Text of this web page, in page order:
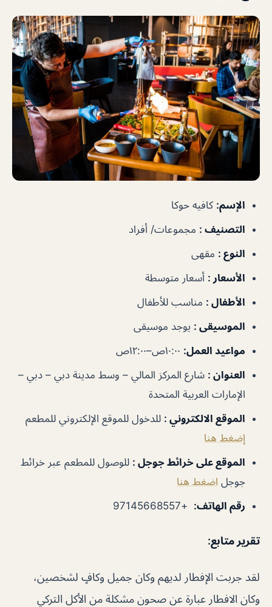
الإسم: كافيه حوكا
التصنيف : مجموعات/ أفراد
النوع : مقهى
الأسعار : أسعار متوسطة
الأطفال : مناسب للأطفال
الموسيقى : يوجد موسيقى
مواعيد العمل:
العنوان : شارع المركز المالي – وسط مدينة دبي – دبي –
الإمارات العربية المتحدة
الموقع الالكتروني : للدخول للموقع الإلكتروني للمطعم
إضغط هنا
الموقع على خرائط جوجل : للوصول للمطعم عبر خرائط
جوجل اضغط هنا
رقم الهاتف:
+97145668557
تقرير متابع:
لقد جربت الإفطار لديهم وكان جميل وكافٍ لشخصين،
وكان الافطار عبارة عن صحون مشكلة من الأكل التركي